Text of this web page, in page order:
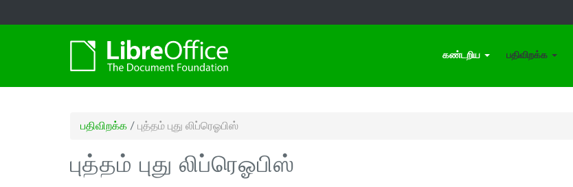
கண்டறிய பதிவிறக்க
பதிவிறக்க / புத்தம் புது லிப்ரெஓபிஸ்
புத்தம் புது லிப்ரெஓபிஸ்